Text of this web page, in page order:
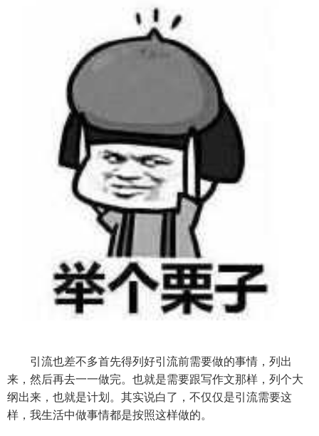
引流也差不多首先得列好引流前需要做的事情，列出
来，然后再去一一做完。也就是需要跟写作文那样，列个大
纲出来，也就是计划。其实说白了，不仅仅是引流需要这
样，我生活中做事情都是按照这样做的。